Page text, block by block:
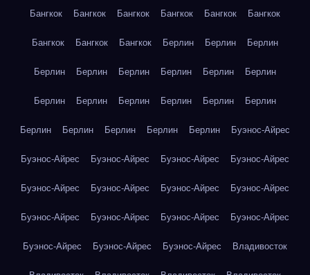
Бангкок Бангкок Бангкок Бангкок Бангкок Бангкок
Бангкок Бангкок Бангкок Берлин Берлин Берлин
Берлин Берлин Берлин Берлин Берлин Берлин
Берлин Берлин Берлин Берлин Берлин Берлин
Берлин Берлин Берлин Берлин Берлин Буэнос-Айрес
Буэнос-Айрес Буэнос-Айрес Буэнос-Айрес Буэнос-Айрес
Буэнос-Айрес Буэнос-Айрес Буэнос-Айрес Буэнос-Айрес
Буэнос-Айрес Буэнос-Айрес Буэнос-Айрес Буэнос-Айрес
Буэнос-Айрес Буэнос-Айрес Буэнос-Айрес Владивосток